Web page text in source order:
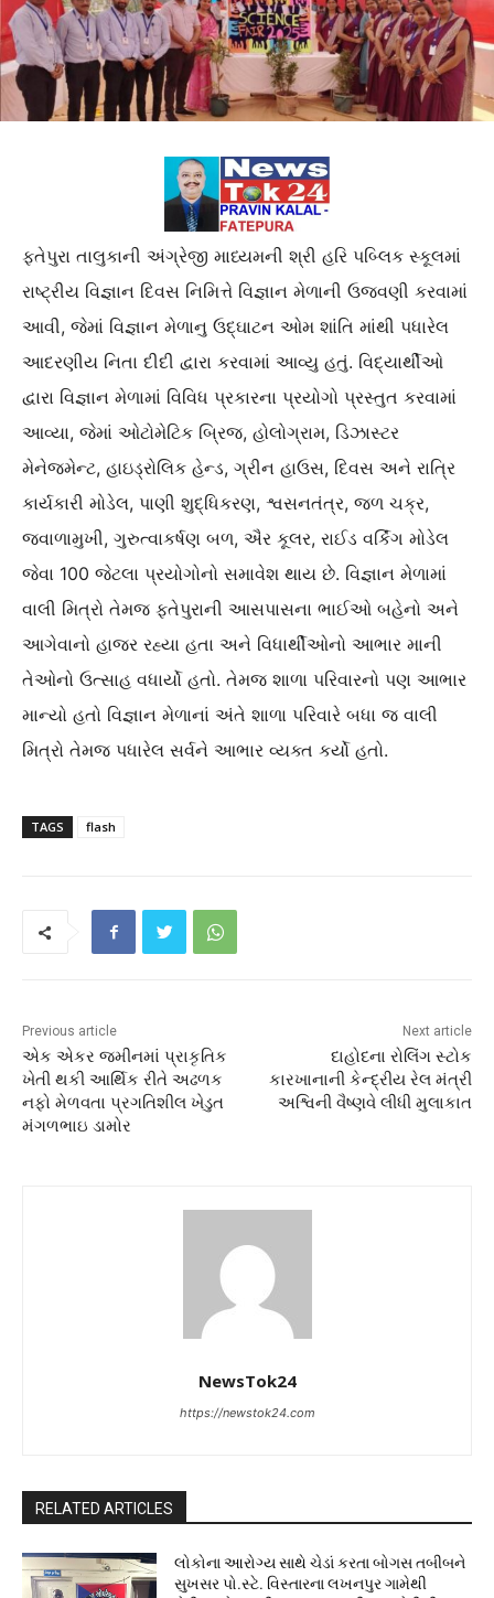
ફતેપુરા તાલુકાની અંગ્રેજી માધ્યમની શ્રી હરિ પબ્લિક સ્કૂલમાં
રાષ્ટ્રીય વિજ્ઞાન દિવસ નિમિત્તે વિજ્ઞાન મેળાની ઉજવણી કરવામાં
આવી, જેમાં વિજ્ઞાન મેળાનુ ઉદ્ઘાટન ઓમ શાંતિ માંથી પધારેલ
આદરણીય નિતા દીદી દ્વારા કરવામાં આવ્યુ હતું. વિદ્યાર્થીઓ
દ્વારા વિજ્ઞાન મેળામાં વિવિધ પ્રકારના પ્રયોગો પ્રસ્તુત કરવામાં
આવ્યા, જેમાં ઓટોમેટિક બ્રિજ, હોલોગ્રામ, ડિઝાસ્ટર
મેનેજમેન્ટ, હાઇડ્રોલિક હેન્ડ, ગ્રીન હાઉસ, દિવસ અને રાત્રિ
કાર્યકારી મોડેલ, પાણી શુદ્ધિકરણ, શ્વસનતંત્ર, જળ ચક્ર,
જ્વાળામુખી, ગુરુત્વાકર્ષણ બળ, ઐર કૂલર, રાઈડ વર્કિંગ મોડેલ
જેવા 100 જેટલા પ્રયોગોનો સમાવેશ થાય છે. વિજ્ઞાન મેળામાં
વાલી મિત્રો તેમજ ફતેપુરાની આસપાસના ભાઈઓ બહેનો અને
આગેવાનો હાજર રહ્યા હતા અને વિધાર્થીઓનો આભાર માની
તેઓનો ઉત્સાહ વધાર્યો હતો. તેમજ શાળા પરિવારનો પણ આભાર
માન્યો હતો વિજ્ઞાન મેળાનાં અંતે શાળા પરિવારે બધા જ વાલી
મિત્રો તેમજ પધારેલ સર્વને આભાર વ્યક્ત કર્યો હતો.
TAGS flash
Previous article
એક એકર જમીનમાં પ્રાકૃતિક
ખેતી થકી આર્થિક રીતે અઢળક
નફો મેળવતા પ્રગતિશીલ ખેડુત
મંગળભાઇ ડામોર
Next article
દાહોદના રોલિંગ સ્ટોક
કારખાનાની કેન્દ્રીય રેલ મંત્રી
અશ્વિની વૈષ્ણવે લીધી મુલાકાત
NewsTok24
https://newstok24.com
RELATED ARTICLES
લોકોના આરોગ્ય સાથે ચેડાં કરતા બોગસ તબીબને
સુખસર પો.સ્ટે. વિસ્તારના લખનપુર ગામેથી